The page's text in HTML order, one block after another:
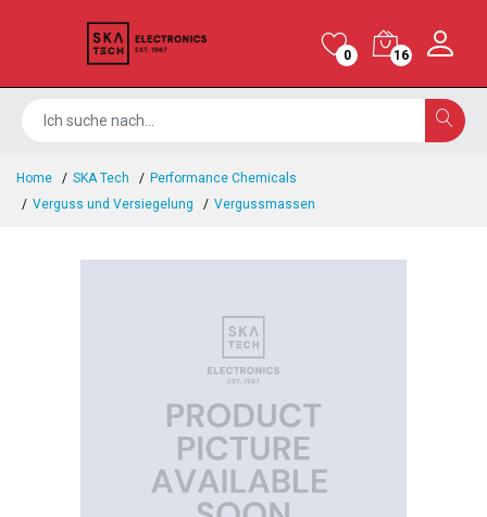
0 16
Home SKA Tech
Performance Chemicals
Verguss und Versiegelung
Vergussmassen